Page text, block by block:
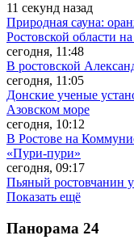
11 секунд назад
Природная сауна:
Ростовской области
сегодня, 11:48
В ростовской
сегодня, 11:05
Донские ученые
Азовском море
сегодня, 10:12
В Ростове на
«Пури-пури»
сегодня, 09:17
Пьяный ростовчанин
Показать ещё
Панорама 24